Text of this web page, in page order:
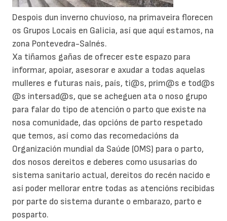
Despois dun inverno chuvioso, na primaveira florecen
os Grupos Locais en Galicia, así que aquí estamos, na
zona Pontevedra-Salnés.
Xa tiñamos gañas de ofrecer este espazo para
informar, apoiar, asesorar e axudar a todas aquelas
mulleres e futuras nais, país, ti@s, prim@s e tod@s
@s intersad@s, que se acheguen ata o noso grupo
para falar do tipo de atención o parto que existe na
nosa comunidade, das opcións de parto respetado
que temos, así como das recomedacións da
Organización mundial da Saúde (OMS) para o parto,
dos nosos dereitos e deberes como ususarias do
sistema sanitario actual, dereitos do recén nacido e
así poder mellorar entre todas as atencións recibidas
por parte do sistema durante o embarazo, parto e
posparto.